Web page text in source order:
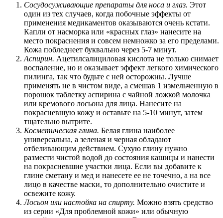
Сосудосуживающие препараты для носа и глаз. Этот
один из тех случаев, когда побочные эффекты от
применения медикаментов оказываются очень кстати.
Капли от насморка или «красных глаз» нанесите на
место покраснения и совсем немножко за его пределами.
Кожа побледнеет буквально через 5-7 минут.
Аспирин. Ацетилсалициловая кислота не только снимает
воспаление, но и оказывает эффект легкого химического
пилинга, так что будьте с ней осторожны. Лучше
применять не в чистом виде, а смешав 1 измельченную в
порошок таблетку аспирина с чайной ложкой молочка
или кремового лосьона для лица. Нанесите на
покрасневшую кожу и оставьте на 5-10 минут, затем
тщательно вытрите.
Косметическая глина. Белая глина наиболее
универсальна, а зеленая и черная обладают
отбеливающим действием. Сухую глину нужно
размести чистой водой до состояния кашицы и нанести
на покрасневшие участки лица. Если вы добавите к
глине сметану и мед и нанесете ее не точечно, а на все
лицо в качестве маски, то дополнительно очистите и
освежите кожу.
Лосьон или настойка на спирту. Можно взять средство
из серии «Для проблемной кожи» или обычную